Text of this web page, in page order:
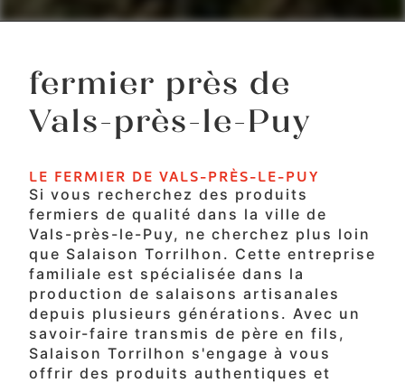
fermier près de
Vals-près-le-Puy
LE FERMIER DE VALS-PRÈS-LE-PUY
Si vous recherchez des produits
fermiers de qualité dans la ville de
Vals-près-le-Puy, ne cherchez plus loin
que Salaison Torrilhon. Cette entreprise
familiale est spécialisée dans la
production de salaisons artisanales
depuis plusieurs générations. Avec un
savoir-faire transmis de père en fils,
Salaison Torrilhon s'engage à vous
offrir des produits authentiques et